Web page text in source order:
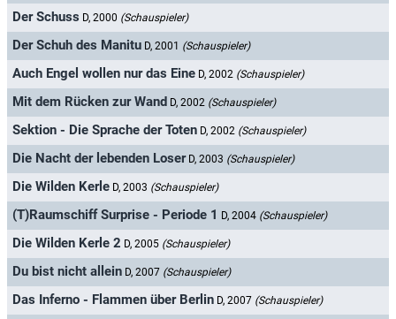
Der Schuss D, 2000 (Schauspieler)
Der Schuh des Manitu D, 2001 (Schauspieler)
Auch Engel wollen nur das Eine D, 2002 (Schauspieler)
Mit dem Rücken zur Wand D, 2002 (Schauspieler)
Sektion - Die Sprache der Toten D, 2002 (Schauspieler)
Die Nacht der lebenden Loser D, 2003 (Schauspieler)
Die Wilden Kerle D, 2003 (Schauspieler)
(T)Raumschiff Surprise - Periode 1 D, 2004 (Schauspieler)
Die Wilden Kerle 2 D, 2005 (Schauspieler)
Du bist nicht allein D, 2007 (Schauspieler)
Das Inferno - Flammen über Berlin D, 2007 (Schauspieler)